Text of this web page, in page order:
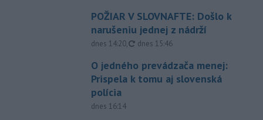
POŽIAR V SLOVNAFTE: Došlo k
narušeniu jednej z nádrží
dnes 14:20, aktualizované
dnes 15:46
O jedného prevádzača menej:
Prispela k tomu aj slovenská
polícia
dnes 16:14